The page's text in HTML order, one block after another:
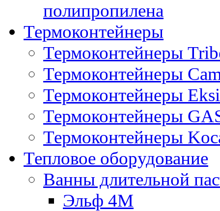
полипропилена
Термоконтейнеры
Термоконтейнеры
Термоконтейнеры
Термоконтейнеры Eksi
Термоконтейнеры
Термоконтейнеры
Тепловое оборудование
Ванны длительной
Эльф 4М